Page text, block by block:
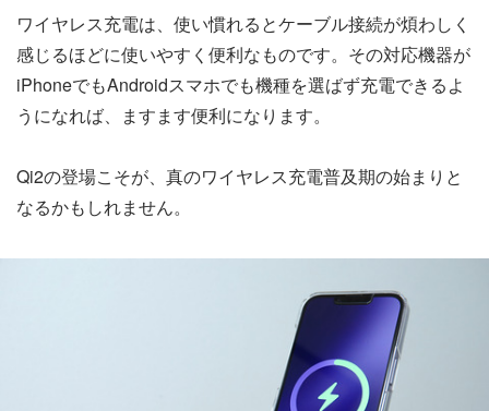
ワイヤレス充電は、使い慣れるとケーブル接続が煩わしく
感じるほどに使いやすく便利なものです。その対応機器が
iPhoneでもAndroidスマホでも機種を選ばず充電できるよ
うになれば、ますます便利になります。
Qi2の登場こそが、真のワイヤレス充電普及期の始まりと
なるかもしれません。